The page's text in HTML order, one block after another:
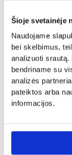
Šioje svetainėje
Naudojame
bei skelbimus,
analizuoti
bendriname su
analizės
pateiktos arba
informacijos.
Vestuvės
Šeimos židinys „Sagutė”
32.00€
- PASIRINKITE
VARIANTĄ